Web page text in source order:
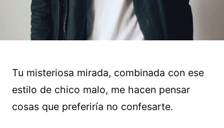
Tu misteriosa mirada, combinada con ese
estilo de chico malo, me hacen pensar
cosas que preferiría no confesarte.